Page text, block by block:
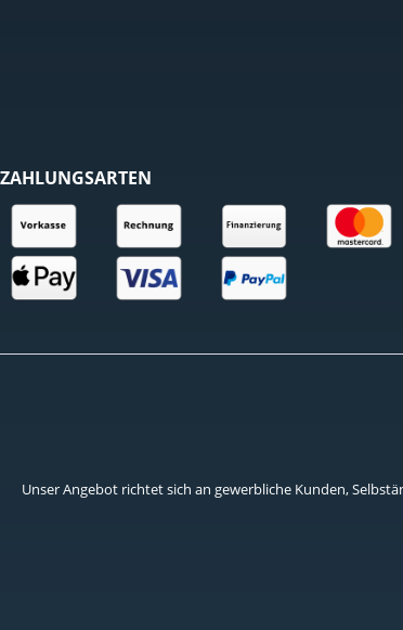
ZAHLUNGSARTEN
Unser Angebot richtet sich an gewerbliche Kunden,